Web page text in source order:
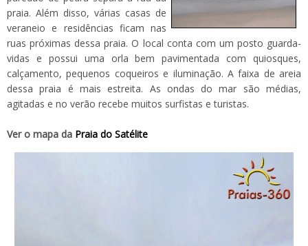
praia. Além disso, várias casas de
veraneio e residências ficam nas
ruas próximas dessa praia. O local conta com um posto guarda-
vidas e possui uma orla bem pavimentada com quiosques,
calçamento, pequenos coqueiros e iluminação. A faixa de areia
dessa praia é mais estreita. As ondas do mar são médias,
agitadas e no verão recebe muitos surfistas e turistas.
Ver o mapa da Praia do Satélite